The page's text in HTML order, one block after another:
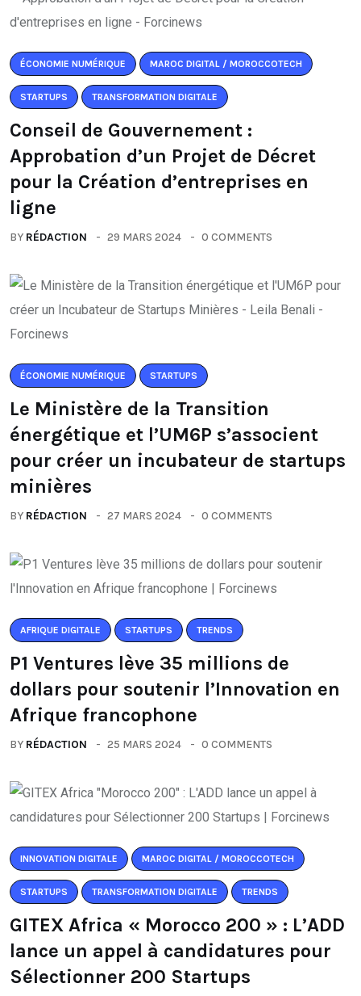
ÉCONOMIE NUMÉRIQUE MAROC DIGITAL / MOROCCOTECH
STARTUPS TRANSFORMATION DIGITALE
Conseil de Gouvernement :
Approbation d’un Projet de Décret
pour la Création d’entreprises en
ligne
BY RÉDACTION 29 MARS 2024 0 COMMENTS
ÉCONOMIE NUMÉRIQUE STARTUPS
Le Ministère de la Transition
énergétique et l’UM6P s’associent
pour créer un incubateur de startups
minières
BY RÉDACTION 27 MARS 2024 0 COMMENTS
AFRIQUE DIGITALE STARTUPS TRENDS
P1 Ventures lève 35 millions de
dollars pour soutenir l’Innovation en
Afrique francophone
BY RÉDACTION 25 MARS 2024 0 COMMENTS
INNOVATION DIGITALE MAROC DIGITAL / MOROCCOTECH
STARTUPS TRANSFORMATION DIGITALE TRENDS
GITEX Africa « Morocco 200 » : L’ADD
lance un appel à candidatures pour
Sélectionner 200 Startups